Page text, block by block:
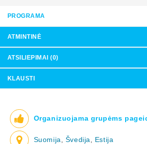
PROGRAMA
ATMINTINĖ
ATSILIEPIMAI (0)
KLAUSTI
Organizuojama grupėms
Suomija Švedija Estija